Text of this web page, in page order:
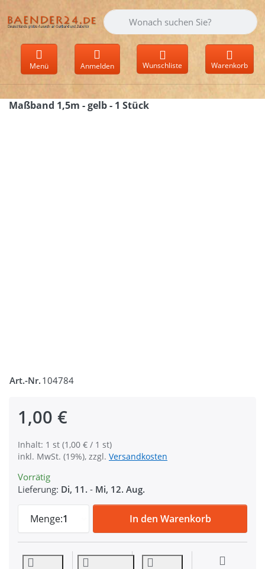
Geben Sie einen Suchbegriff ein.
Menü Anmelden Wunschliste Warenkorb
Maßband 1,5m - gelb - 1 Stück
Art.-Nr. 104784
1,00 €
Inhalt: 1 st (1,00 € / 1 st)
inkl. MwSt. (19%), zzgl. Versandkosten
Vorrätig
Lieferung: Di, 11. - Mi, 12. Aug.
Menge:1
Maßband 1,5m - gelb - 1 Stück zu 1,00 €,
In den Warenkorb